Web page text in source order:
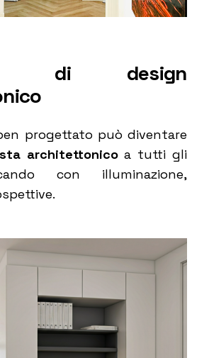
di design
progettato può diventare
architettonicoa tutti gli
con illuminazione,